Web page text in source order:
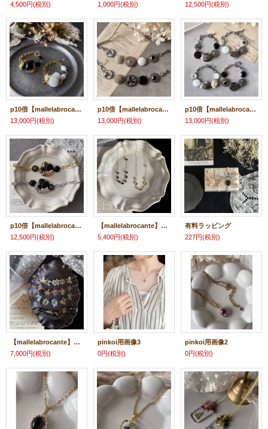
4,500円(税別)
1,000円(税別)
12,500円(税別)
p10倍【mallelabrocante】ヴィンテージボタンとメタルフラワーのブレスレット
13,000円(税別)
p10倍【mallelabrocante】ヴィンテージボタンとhorseカボションのブレスレット
13,000円(税別)
p10倍【mallelabrocante】ヴィンテージボタンと天然石のブレスレット
13,000円(税別)
p10倍【mallelabrocante】猫のヴィンテージボタンのブレスレット
12,500円(税別)
【mallelabrocante】14kgf 天然石×ヴィンテージストーン ネックレス 金属アレルギー対応
5,400円(税別)
有料ラッピング
227円(税別)
【mallelabrocante】14kgf 天然石とヴィンテージビーズのフラワーブレスレット
7,000円(税別)
pinkoi用画像3
0円(税別)
pinkoi用画像2
0円(税別)